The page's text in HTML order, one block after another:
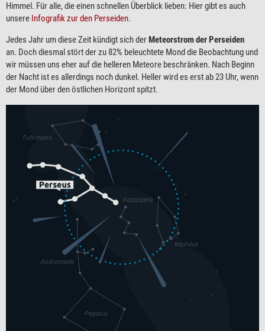
Himmel. Für alle, die einen schnellen Überblick lieben: Hier gibt es auch
unsere Infografik zur den Perseiden.
Jedes Jahr um diese Zeit kündigt sich der Meteorstrom der Perseiden
an. Doch diesmal stört der zu 82% beleuchtete Mond die Beobachtung und
wir müssen uns eher auf die helleren Meteore beschränken. Nach Beginn
der Nacht ist es allerdings noch dunkel. Heller wird es erst ab 23 Uhr, wenn
der Mond über den östlichen Horizont spitzt.